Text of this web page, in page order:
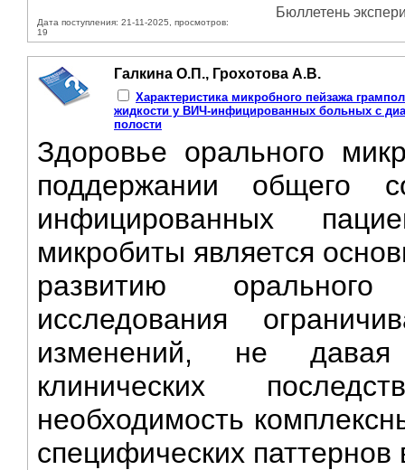
Дата поступления: 21-11-2025, просмотров:
19
Бюллетень
Галкина О.П., Грохотова А.В.
Характеристика микробного пейзажа
жидкости у ВИЧ-инфицированных больных с
полости
Здоровье орального
поддержании общего
инфицированных
микробиты является
развитию
исследования
изменений, не
клинических
необходимость
специфических